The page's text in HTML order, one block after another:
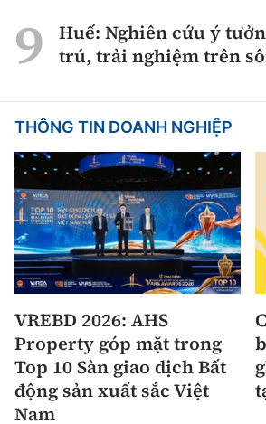
Huế: Nghiên cứu ý
trú, trải nghiệm trên
THÔNG TIN DOANH NGHIỆP
VREBD 2026: AHS
Property góp mặt trong
Top 10 Sàn giao dịch Bất
động sản xuất sắc Việt
Nam